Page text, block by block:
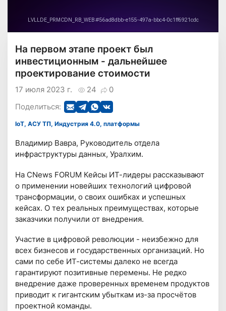
На первом этапе проект был
инвестиционным - дальнейшее
проектирование стоимости
24 0
17 июля 2023 г.
Поделиться:
IoT, АСУ ТП, Индустрия 4.0, платформы
Владимир Вавра, Руководитель отдела
инфраструктуры данных, Уралхим.
На CNews FORUM Кейсы ИТ-лидеры рассказывают
о применении новейших технологий цифровой
трансформации, о своих ошибках и успешных
кейсах. О тех реальных преимуществах, которые
заказчики получили от внедрения.
Участие в цифровой революции - неизбежно для
всех бизнесов и государственных организаций. Но
сами по себе ИТ-системы далеко не всегда
гарантируют позитивные перемены. Не редко
внедрение даже проверенных временем продуктов
приводит к гигантским убыткам из-за просчётов
проектной команды.